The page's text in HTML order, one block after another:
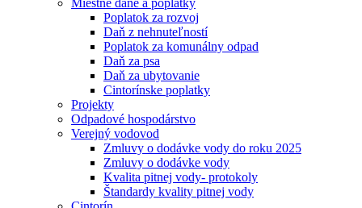
Miestne dane a poplatky
Poplatok za rozvoj
Daň z nehnuteľností
Poplatok za komunálny odpad
Daň za psa
Daň za ubytovanie
Cintorínske poplatky
Projekty
Odpadové hospodárstvo
Verejný vodovod
Zmluvy o dodávke vody do roku 2025
Zmluvy o dodávke vody
Kvalita pitnej vody- protokoly
Štandardy kvality pitnej vody